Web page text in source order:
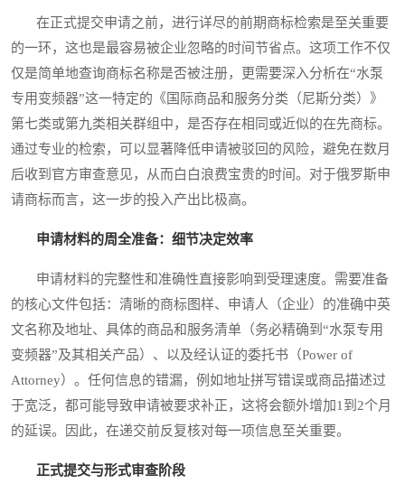
在正式提交申请之前，进行详尽的前期商标检索是至关重要
的一环，这也是最容易被企业忽略的时间节省点。这项工作不仅
仅是简单地查询商标名称是否被注册，更需要深入分析在“水泵
专用变频器”这一特定的《国际商品和服务分类（尼斯分类）》
第七类或第九类相关群组中，是否存在相同或近似的在先商标。
通过专业的检索，可以显著降低申请被驳回的风险，避免在数月
后收到官方审查意见，从而白白浪费宝贵的时间。对于俄罗斯申
请商标而言，这一步的投入产出比极高。
申请材料的周全准备：细节决定效率
申请材料的完整性和准确性直接影响到受理速度。需要准备
的核心文件包括：清晰的商标图样、申请人（企业）的准确中英
文名称及地址、具体的商品和服务清单（务必精确到“水泵专用
变频器”及其相关产品）、以及经认证的委托书（Power of
Attorney）。任何信息的错漏，例如地址拼写错误或商品描述过
于宽泛，都可能导致申请被要求补正，这将会额外增加1到2个月
的延误。因此，在递交前反复核对每一项信息至关重要。
正式提交与形式审查阶段